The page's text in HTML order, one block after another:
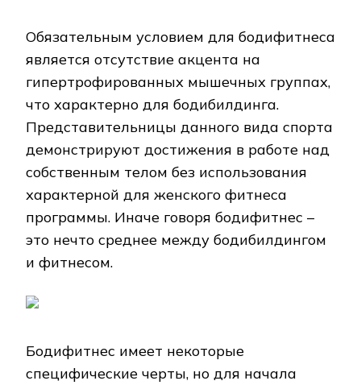
Обязательным условием для бодифитнеса
является отсутствие акцента на
гипертрофированных мышечных группах,
что характерно для бодибилдинга.
Представительницы данного вида спорта
демонстрируют достижения в работе над
собственным телом без использования
характерной для женского фитнеса
программы. Иначе говоря бодифитнес –
это нечто среднее между бодибилдингом
и фитнесом.
Бодифитнес имеет некоторые
специфические черты, но для начала